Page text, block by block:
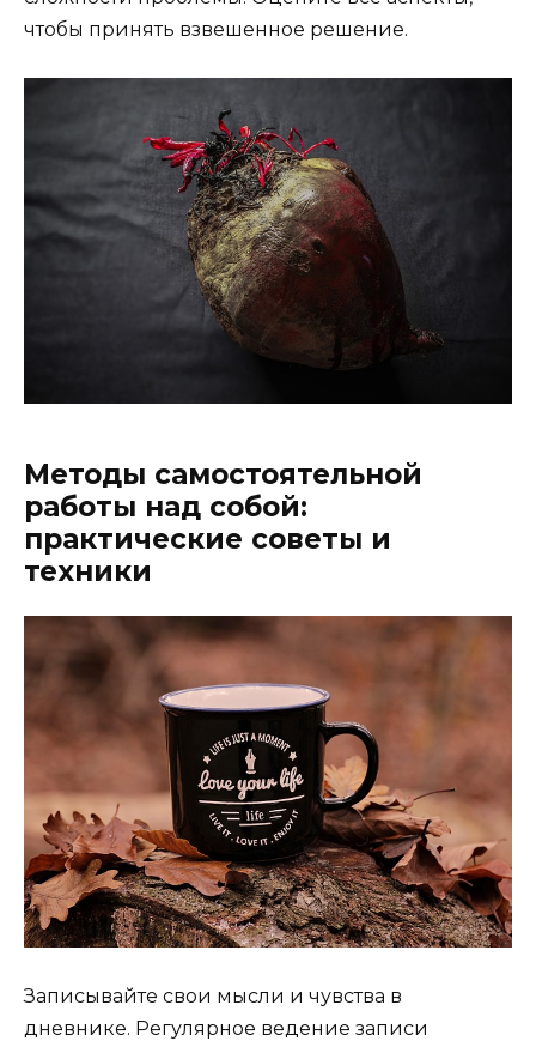
чтобы принять взвешенное решение.
Методы самостоятельной
работы над собой:
практические советы и
техники
Записывайте свои мысли и чувства в
дневнике. Регулярное ведение записи